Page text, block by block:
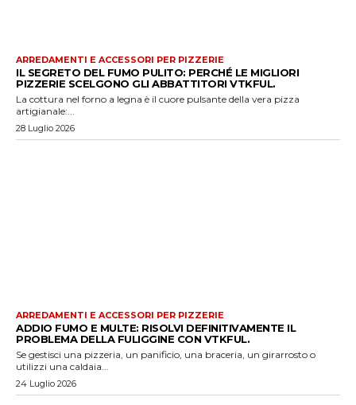
ARREDAMENTI E ACCESSORI PER PIZZERIE
IL SEGRETO DEL FUMO PULITO: PERCHÉ LE MIGLIORI
PIZZERIE SCELGONO GLI ABBATTITORI VTKFUL.
La cottura nel forno a legna è il cuore pulsante della vera pizza
artigianale:...
28 Luglio 2026
ARREDAMENTI E ACCESSORI PER PIZZERIE
ADDIO FUMO E MULTE: RISOLVI DEFINITIVAMENTE IL
PROBLEMA DELLA FULIGGINE CON VTKFUL.
Se gestisci una pizzeria, un panificio, una braceria, un girarrosto o
utilizzi una caldaia...
24 Luglio 2026